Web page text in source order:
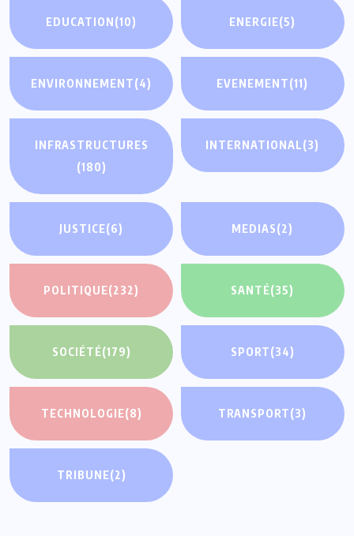
EDUCATION(10) ENERGIE(5)
ENVIRONNEMENT(4) EVENEMENT(11)
INFRASTRUCTURES
(180)
INTERNATIONAL(3)
JUSTICE(6) MEDIAS(2)
POLITIQUE(232) SANTÉ(35)
SOCIÉTÉ(179) SPORT(34)
TECHNOLOGIE(8) TRANSPORT(3)
TRIBUNE(2)